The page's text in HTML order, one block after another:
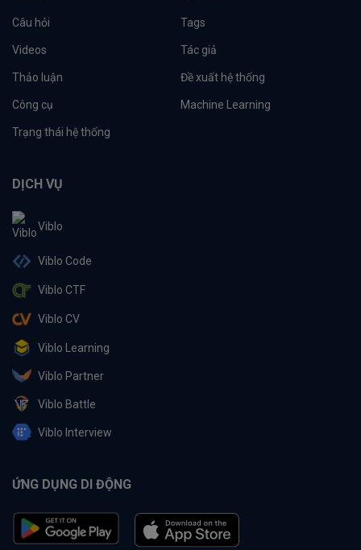
Câu hỏi Tags
Videos Tác giả
Thảo luận Đề xuất hệ thống
Công cụ Machine Learning
Trạng thái hệ thống
DỊCH VỤ
Viblo
Viblo Code
Viblo CTF
Viblo CV
Viblo Learning
Viblo Partner
Viblo Battle
Viblo Interview
ỨNG DỤNG DI ĐỘNG